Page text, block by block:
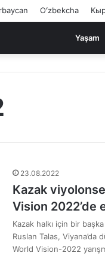
Oʻzbekcha
Yaşam
23.08.2022
Kazak
Vision 2022’de
Kazak halkı için bir
Ruslan Talas, Viyana’da
World Vision-2022